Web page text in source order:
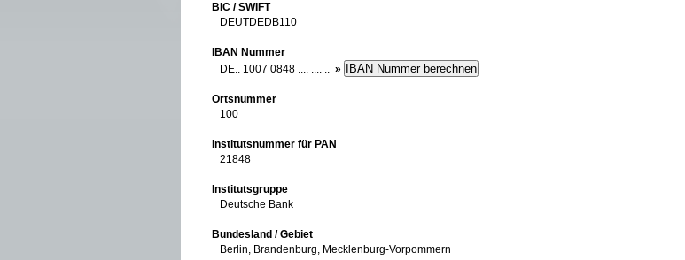
BIC / SWIFT
DEUTDEDB110
IBAN Nummer
DE.. 1007 0848 .... .... .. »
Ortsnummer
100
Institutsnummer für PAN
21848
Institutsgruppe
Deutsche Bank
Bundesland / Gebiet
Berlin, Brandenburg, Mecklenburg-Vorpommern